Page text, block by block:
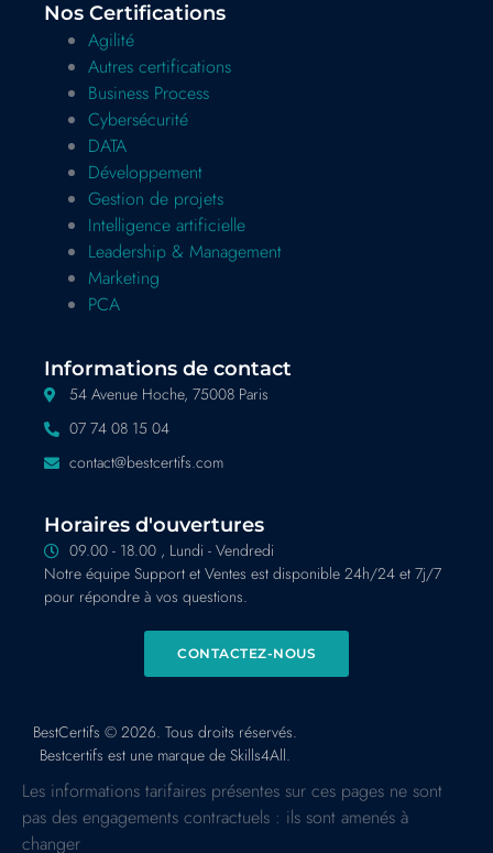
Nos Certifications
Agilité
Autres certifications
Business Process
Cybersécurité
DATA
Développement
Gestion de projets
Intelligence artificielle
Leadership & Management
Marketing
PCA
Informations de contact
54 Avenue Hoche, 75008 Paris
07 74 08 15 04
contact@bestcertifs.com
Horaires d'ouvertures
09.00 - 18.00 , Lundi - Vendredi
Notre équipe Support et Ventes est disponible 24h/24 et 7j/7
pour répondre à vos questions.
CONTACTEZ-NOUS
BestCertifs © 2026. Tous droits réservés.
Bestcertifs est une marque de Skills4All.
Les informations tarifaires présentes sur ces pages ne sont
pas des engagements contractuels : ils sont amenés à
changer